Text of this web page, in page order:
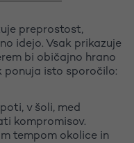
preprostost,
idejo. Vsak prikazuje
bi običajno hrano
isto sporočilo:
v šoli, med
kompromisov.
tempom okolice in